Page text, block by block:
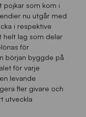
pojkar som kom i
nu utgår med
i respektive
helt lag som delar
för
början byggde på
för varje
levande
fler givare och
utveckla